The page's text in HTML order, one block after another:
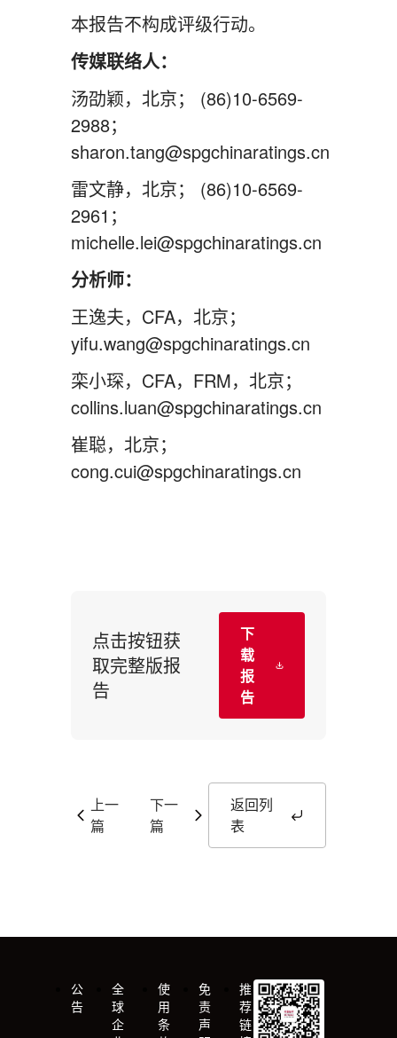
本报告不构成评级行动。
传媒联络人：
汤劭颖，北京； (86)10-6569-
2988；
sharon.tang@spgchinaratings.cn
雷文静，北京； (86)10-6569-
2961；
michelle.lei@spgchinaratings.cn
分析师：
王逸夫，CFA，北京；
yifu.wang@spgchinaratings.cn
栾小琛，CFA，FRM，北京；
collins.luan@spgchinaratings.cn
崔聪，北京；
cong.cui@spgchinaratings.cn
点击按钮获
取完整版报
告
下
载
报
告
上一
篇
下一
篇
返回列
表
公
告
全
球
企
使
用
条
免
责
声
推
荐
链